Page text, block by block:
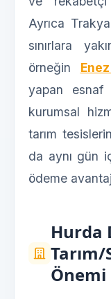
Ayrıca
sınırlara
örneğin
yapan esnaf
kurumsal
tarım
da aynı gün
ödeme
Hurda
Önemi